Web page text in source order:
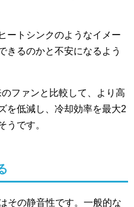
ートシンクのようなイメー
きるのかと不安になるよう
ファンと比較して、より高
を低減し、冷却効率を最大2
うです。
その静音性です。一般的な